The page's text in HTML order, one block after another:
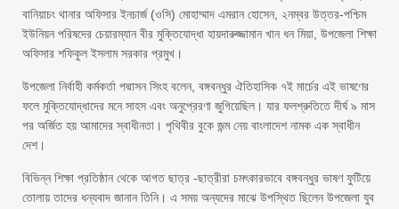
বানিয়াচং থানার অফিসার ইনচার্জ (ওসি) মোহাম্মাদ এমরান হোসেন, ২নম্বর উত্তর-পশ্চিম
ইউনিয়ন পরিষদের চেয়ারম্যান বীর মুক্তিযোদ্ধা হায়দারুজ্জামান খান ধন মিয়া, উপজেলা শিক্ষা
অফিসার শফিকুল ইসলাম সরকার প্রমুখ।
উপজেলা নির্বাহী কর্মকর্তা পদ্মাসন সিংহ বলেন, বঙ্গবন্ধুর ঐতিহাসিক ৭ই মার্চের এই ভাষণের
ফলে মুক্তিযোদ্ধাদের মনে সাহস এবং অনুপ্রেরণা জুগিয়েছিল। যার ফলশ্রুতিতে দীর্ঘ ৯ মাস
পর অর্জিত হয় আমাদের স্বাধীনতা। পৃথিবীর বুকে জন্ম নেয় বাংলাদেশ নামক এক স্বাধীন
দেশ।
বিভিন্ন শিক্ষা প্রতিষ্ঠান থেকে আগত ছাত্র -ছাত্রীরা চমৎকারভাবে বঙ্গবন্ধুর ভাষণ ফুটিয়ে
তোলায় তাদের ধন্যবাদ জানান তিনি। এ সময় অন্যদের মাঝে উপস্থিত ছিলেন উপজেলা যুব